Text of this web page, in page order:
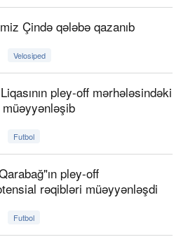
Çində qələbə qazanıb
Velosiped
pley-off mərhələsindəki
Futbol
pley-off
rəqibləri müəyyənləşdi
Futbol